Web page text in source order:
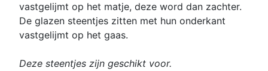
vastgelijmt op het matje, deze word dan zachter.
De glazen steentjes zitten met hun onderkant
vastgelijmt op het gaas.
Deze steentjes zijn geschikt voor.